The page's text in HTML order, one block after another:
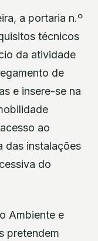
a portaria n.º
técnicos
da atividade
de
e insere-se na
ao
das instalações
do
Ambiente e
pretendem